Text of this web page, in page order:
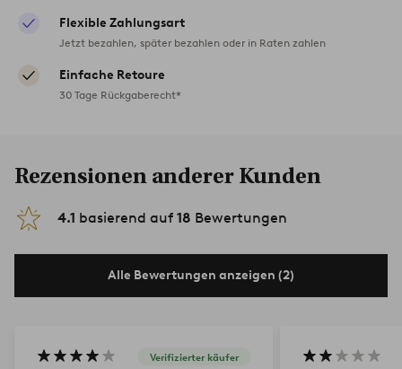
Flexible Zahlungsart
Jetzt bezahlen, später bezahlen oder in Raten zahlen
Einfache Retoure
30 Tage Rückgaberecht*
Rezensionen anderer Kunden
4.1 basierend auf 18 Bewertungen
Alle Bewertungen anzeigen (2)
Verifizierter käufer